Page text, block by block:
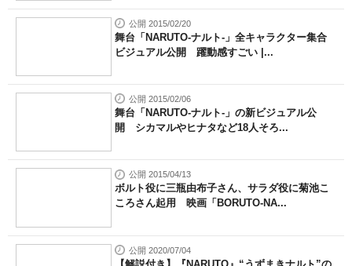
公開 2015/02/20
舞台「NARUTO-ナルト-」全キャラクター集合
ビジュアル公開 躍動感すごい |...
公開 2015/02/06
舞台「NARUTO-ナルト-」の新ビジュアル公
開 シカマルやヒナタなど18人そろ...
公開 2015/04/13
ボルト役に三瓶由布子さん、サラダ役に菊池こ
ころさん起用 映画「BORUTO-NA...
公開 2020/07/04